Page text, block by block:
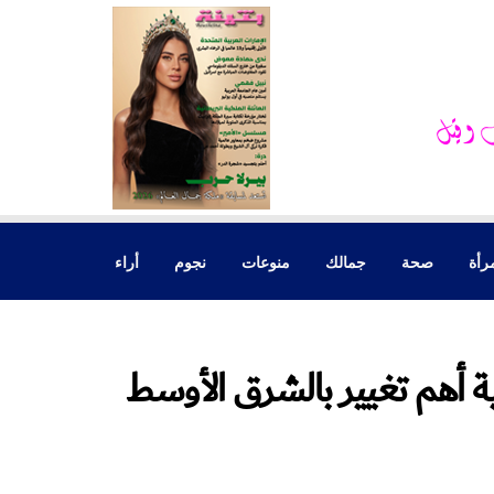
صحة جمالك منوعات نجوم أراء
أهم تغيير بالشرق الأوسط